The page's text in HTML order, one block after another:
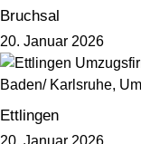
Bruchsal
20. Januar 2026
Baden/ Karlsruhe,
Ettlingen